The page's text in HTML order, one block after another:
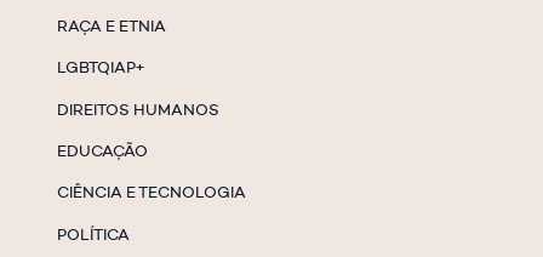
RAÇA E ETNIA
LGBTQIAP+
DIREITOS HUMANOS
EDUCAÇÃO
CIÊNCIA E TECNOLOGIA
POLÍTICA